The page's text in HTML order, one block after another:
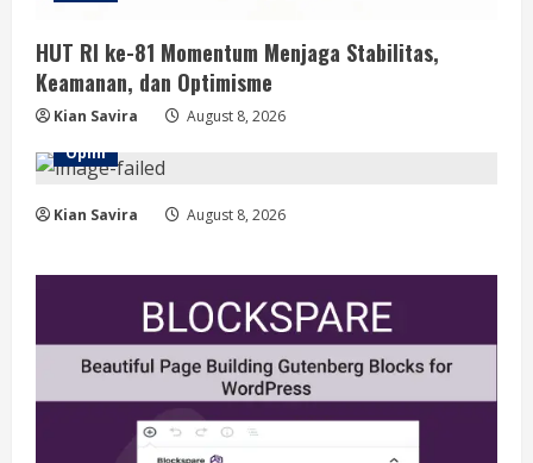
HUT RI ke-81 Momentum Menjaga Stabilitas,
Keamanan, dan Optimisme
Kian Savira
August 8, 2026
Opini
Kian Savira August 8, 2026